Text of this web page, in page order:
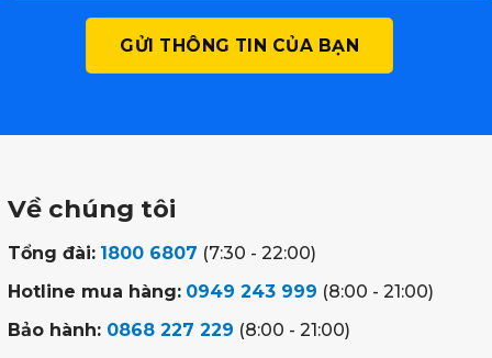
Về chúng tôi
Tổng đài: 1800 6807 (7:30 - 22:00)
Hotline mua hàng: 0949 243 999 (8:00 - 21:00)
Bảo hành: 0868 227 229 (8:00 - 21:00)